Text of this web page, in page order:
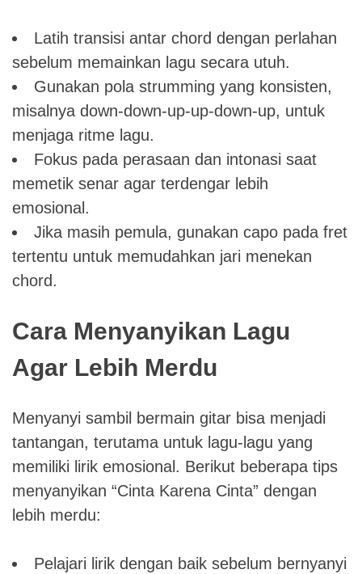
Latih transisi antar chord dengan perlahan
sebelum memainkan lagu secara utuh.
Gunakan pola strumming yang konsisten,
misalnya down-down-up-up-down-up, untuk
menjaga ritme lagu.
Fokus pada perasaan dan intonasi saat
memetik senar agar terdengar lebih
emosional.
Jika masih pemula, gunakan capo pada fret
tertentu untuk memudahkan jari menekan
chord.
Cara Menyanyikan Lagu
Agar Lebih Merdu
Menyanyi sambil bermain gitar bisa menjadi
tantangan, terutama untuk lagu-lagu yang
memiliki lirik emosional. Berikut beberapa tips
menyanyikan “Cinta Karena Cinta” dengan
lebih merdu:
Pelajari lirik dengan baik sebelum bernyanyi